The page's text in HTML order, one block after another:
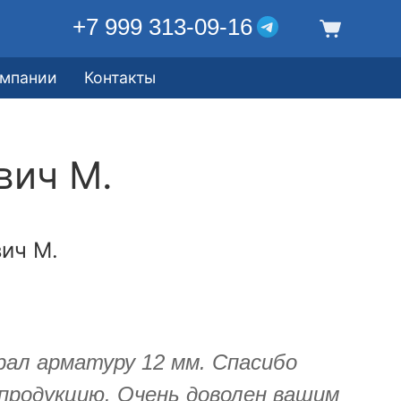
+7 999 313-09-16
Контакты
М.
М.
арматуру 12 мм. Спасибо
Очень доволен вашим